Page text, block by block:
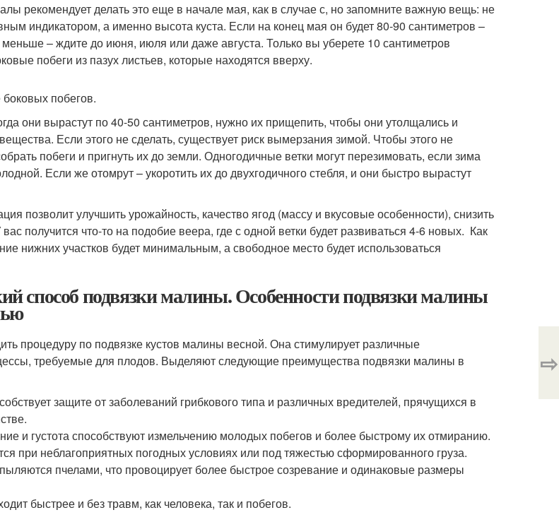
рекомендует делать это еще в начале мая, как в случае с, но запомните важную вещь: не
индикатором, а именно высота куста. Если на конец мая он будет 80-90 сантиметров –
– ждите до июня, июля или даже августа. Только вы уберете 10 сантиметров
побеги из пазух листьев, которые находятся вверху.
побегов.
они вырастут по 40-50 сантиметров, нужно их прищепить, чтобы они утолщались и
Если этого не сделать, существует риск вымерзания зимой. Чтобы этого не
побеги и пригнуть их до земли. Одногодичные ветки могут перезимовать, если зима
Если же отомрут – укоротить их до двухгодичного стебля, и они быстро вырастут
позволит улучшить урожайность, качество ягод (массу и вкусовые особенности), снизить
получится что-то на подобие веера, где с одной ветки будет развиваться 4-6 новых. Как
нижних участков будет минимальным, а свободное место будет использоваться
способ подвязки малины. Особенности подвязки малины
процедуру по подвязке кустов малины весной. Она стимулирует различные
требуемые для плодов. Выделяют следующие преимущества подвязки малины в
защите от заболеваний грибкового типа и различных вредителей, прячущихся в
и густота способствуют измельчению молодых побегов и более быстрому их отмиранию.
при неблагоприятных погодных условиях или под тяжестью сформированного груза.
пчелами, что провоцирует более быстрое созревание и одинаковые размеры
быстрее и без травм, как человека, так и побегов.
⇨